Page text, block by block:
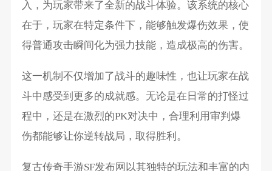
入，为玩家带来了全新的战斗体验。该系统的核心
在于，玩家在特定条件下，能够触发爆伤效果，使
得普通攻击瞬间化为强力技能，造成极高的伤害。
这一机制不仅增加了战斗的趣味性，也让玩家在战
斗中感受到更多的成就感。无论是在日常的打怪过
程中，还是在激烈的PK对决中，合理利用审判爆
伤都能够让你逆转战局，取得胜利。
复古传奇手游SF发布网以其独特的玩法和丰富的内